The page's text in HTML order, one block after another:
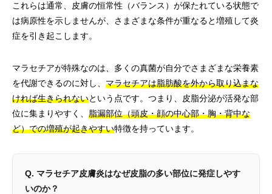
これらは通常、皮膚の恒常性（バランス）が保たれている状態で
は病原性を示しませんが、さまざまな条件が重なると増殖して炎
症を引き起こします。
マラセチアが特殊なのは、多くの真菌が自分でさまざまな栄養素
を代謝できるのに対し、 マラセチアは脂肪酸を外から取り込まな
ければ生きられないという点です。つまり、皮脂分泌が活発な部
位に集まりやすく、 脂漏部位（頭皮・顔の中心部・胸・背中な
ど）での増殖が起きやすい特徴を持っています。
Q. マラセチア皮膚炎はなぜ皮脂の多い部位に発症しやす
いのか？